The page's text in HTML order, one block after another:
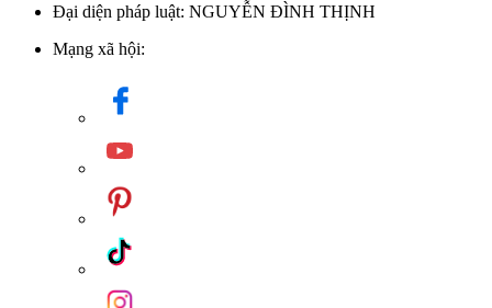
Đại diện pháp luật: NGUYỄN ĐÌNH THỊNH
Mạng xã hội: